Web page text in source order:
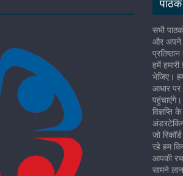
सभी
और अपने
हमें
भेजिए।
आधार
विज्ञप्ति
जो
रहे हम
आपकी
सामने